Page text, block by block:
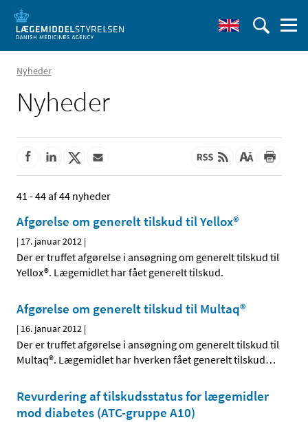
Nyheder
Nyheder
41 - 44 af 44 nyheder
Afgørelse om generelt tilskud til Yellox®
| 17. januar 2012 |
Der er truffet afgørelse i ansøgning om generelt tilskud til
Yellox®. Lægemidlet har fået generelt tilskud.
Afgørelse om generelt tilskud til Multaq®
| 16. januar 2012 |
Der er truffet afgørelse i ansøgning om generelt tilskud til
Multaq®. Lægemidlet har hverken fået generelt tilskud…
Revurdering af tilskudsstatus for lægemidler
mod diabetes (ATC-gruppe A10)